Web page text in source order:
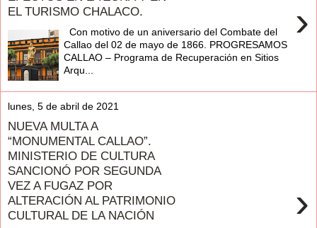
EL TURISMO CHALACO.
›
Con motivo de un aniversario del Combate del
Callao del 02 de mayo de 1866. PROGRESAMOS
CALLAO – Programa de Recuperación en Sitios
Arqu...
lunes, 5 de abril de 2021
NUEVA MULTA A
“MONUMENTAL CALLAO”.
MINISTERIO DE CULTURA
SANCIONÓ POR SEGUNDA
VEZ A FUGAZ POR
ALTERACIÓN AL PATRIMONIO
CULTURAL DE LA NACIÓN
›